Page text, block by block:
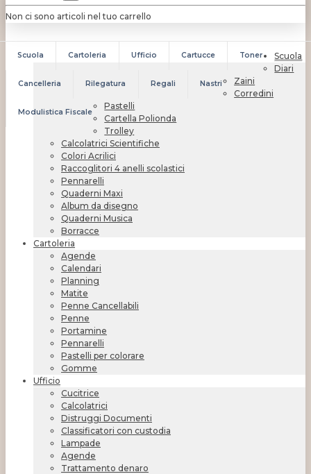
Non ci sono articoli nel tuo carrello
Scuola Cartoleria Ufficio Cartucce Toner
Cancelleria Rilegatura Regali Nastri
Modulistica Fiscale
Scuola
Diari
Zaini
Corredini
Pastelli
Cartella Polionda
Trolley
Calcolatrici Scientifiche
Colori Acrilici
Raccoglitori 4 anelli scolastici
Pennarelli
Quaderni Maxi
Album da disegno
Quaderni Musica
Borracce
Cartoleria
Agende
Calendari
Planning
Matite
Penne Cancellabili
Penne
Portamine
Pennarelli
Pastelli per colorare
Gomme
Ufficio
Cucitrice
Calcolatrici
Distruggi Documenti
Classificatori con custodia
Lampade
Agende
Trattamento denaro